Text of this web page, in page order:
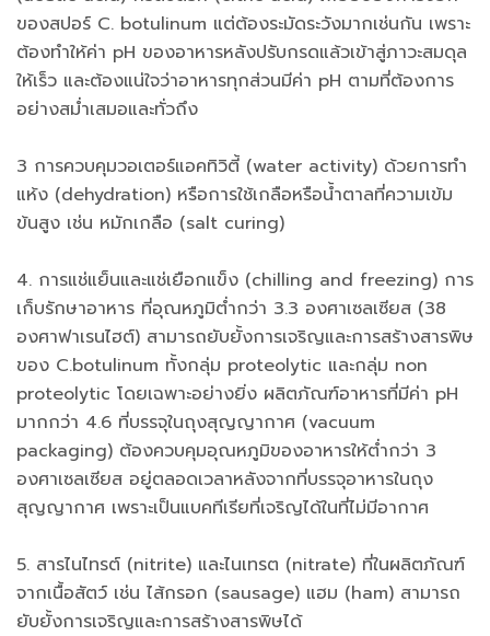
ของสปอร์ C. botulinum แต่ต้องระมัดระวังมากเช่นกัน เพราะ
ต้องทำให้ค่า pH ของอาหารหลังปรับกรดแล้วเข้าสู่ภาวะสมดุล
ให้เร็ว และต้องแน่ใจว่าอาหารทุกส่วนมีค่า pH ตามที่ต้องการ
อย่างสม่ำเสมอและทั่วถึง
3 การควบคุมวอเตอร์แอคทิวิตี้ (water activity) ด้วยการทำ
แห้ง (dehydration) หรือการใช้เกลือหรือน้ำตาลที่ความเข้ม
ข้นสูง เช่น หมักเกลือ (salt curing)
4. การแช่แย็นและแช่เยือกแข็ง (chilling and freezing) การ
เก็บรักษาอาหาร ที่อุณหภูมิต่ำกว่า 3.3 องศาเซลเซียส (38
องศาฟาเรนไฮต์) สามารถยับยั้งการเจริญและการสร้างสารพิษ
ของ C.botulinum ทั้งกลุ่ม proteolytic และกลุ่ม non
proteolytic โดยเฉพาะอย่างยิ่ง ผลิตภัณฑ์อาหารที่มีค่า pH
มากกว่า 4.6 ที่บรรจุในถุงสุญญากาศ (vacuum
packaging) ต้องควบคุมอุณหภูมิของอาหารให้ต่ำกว่า 3
องศาเซลเซียส อยู่ตลอดเวลาหลังจากที่บรรจุอาหารในถุง
สุญญากาศ เพราะเป็นแบคทีเรียที่เจริญได้ในที่ไม่มีอากาศ
5. สารไนไทรต์ (nitrite) และไนเทรต (nitrate) ที่ในผลิตภัณฑ์
จากเนื้อสัตว์ เช่น ไส้กรอก (sausage) แฮม (ham) สามารถ
ยับยั้งการเจริญและการสร้างสารพิษได้